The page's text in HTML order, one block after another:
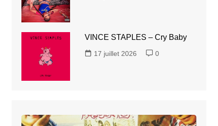
VINCE STAPLES – Cry Baby
17 juillet 2026 0
CIRCUS